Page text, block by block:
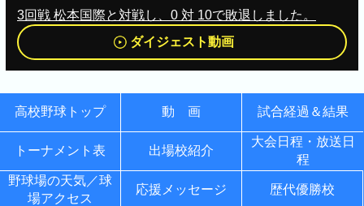
3回戦 松本国際と対戦し、0 対 10で敗退しました。
ダイジェスト動画
高校野球トップ 動 画 試合経過＆結果
トーナメント表 出場校紹介
大会日程・放送日
程
野球場の天気／球
場アクセス
応援メッセージ 歴代優勝校